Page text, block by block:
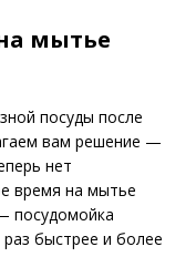
мытье
посуды после
вам решение —
нет
время на мытье
посудомойка
раз быстрее и более